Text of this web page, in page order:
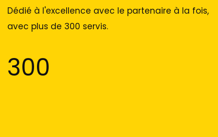
Dédié à l'excellence avec le partenaire à la fois,
avec plus de 300 servis.
300